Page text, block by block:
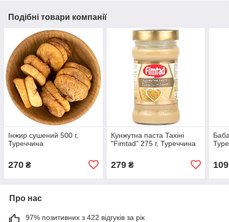
Подібні товари компанії
Інжир сушений 500 г,
Туреччина
270 ₴
Кунжутна паста Тахіні
"Fimtad" 275 г, Туреччина
279₴ 109
Про нас
97% позитивних з 422 відгуків за рік